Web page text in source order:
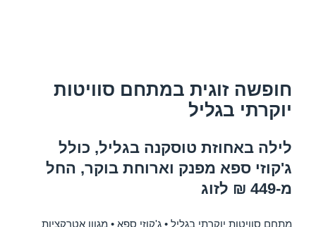
חופשה זוגית במתחם סוויטות
יוקרתי בגליל
לילה באחוזת טוסקנה בגליל, כולל
ג'קוזי ספא מפנק וארוחת בוקר, החל
מ-449 ₪ לזוג
מתחם סוויטות יוקרתי בגליל • ג'קוזי ספא • מגוון אטרקציות